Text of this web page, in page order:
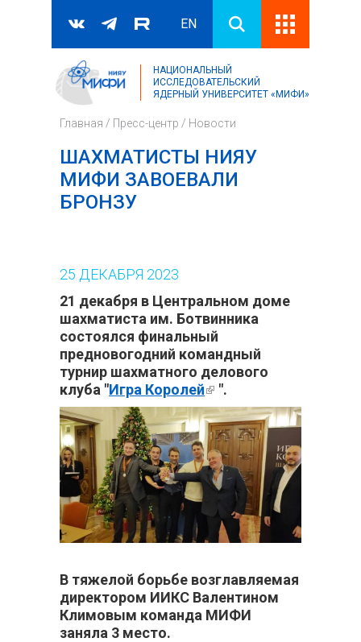
Форма поиска
Поиск
EN
НАЦИОНАЛЬНЫЙ
ИССЛЕДОВАТЕЛЬСКИЙ
ЯДЕРНЫЙ УНИВЕРСИТЕТ «МИФИ»
Главная / Пресс-центр / Новости
ШАХМАТИСТЫ НИЯУ
МИФИ ЗАВОЕВАЛИ
БРОНЗУ
25 ДЕКАБРЯ 2023
21 декабря в Центральном доме
шахматиста им. Ботвинника
состоялся финальный
предновогодний командный
турнир шахматного делового
клуба "Игра Королей(внешняя
ссылка)
".
В тяжелой борьбе возглавляемая
директором ИИКС Валентином
Климовым команда МИФИ
заняла 3 место.